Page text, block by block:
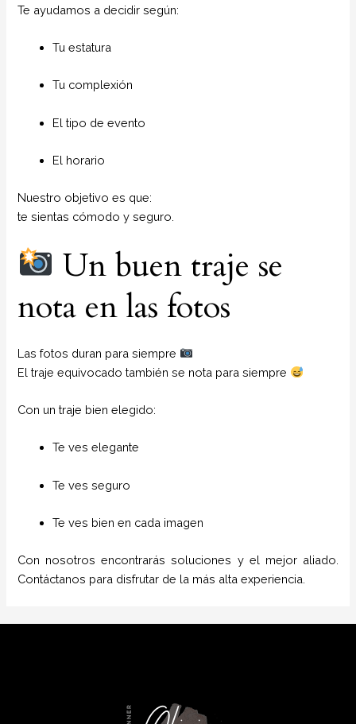
Te ayudamos a decidir según:
Tu estatura
Tu complexión
El tipo de evento
El horario
Nuestro objetivo es que:
te sientas cómodo y seguro.
Un buen traje se
nota en las fotos
Las fotos duran para siempre
El traje equivocado también se nota para siempre
Con un traje bien elegido:
Te ves elegante
Te ves seguro
Te ves bien en cada imagen
Con nosotros encontrarás soluciones y el mejor aliado.
Contáctanos para disfrutar de la más alta experiencia.